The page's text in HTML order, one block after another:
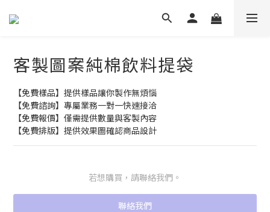
客製圖案純棉飲料提袋
【免費樣品】提供樣品讓你製作無煩惱
【免費諮詢】專屬業務一對一快速接洽
【免費報價】僅需提供數量與客製內容
【免費排版】提供效果圖確認商品設計
若想購買，請聯絡我們。
聯絡我們